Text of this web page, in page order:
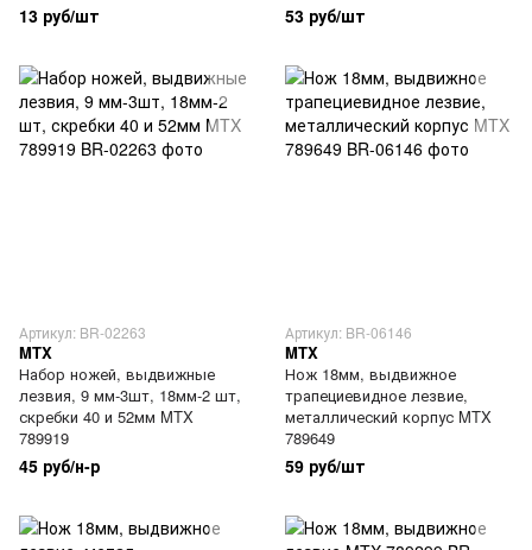
13 руб/шт 53 руб/шт
Артикул: BR-02263
MTX
Набор ножей, выдвижные
лезвия, 9 мм-3шт, 18мм-2 шт,
скребки 40 и 52мм MTX
789919
45 руб/н-р
Артикул: BR-06146
MTX
Нож 18мм, выдвижное
трапециевидное лезвие,
металлический корпус MTX
789649
59 руб/шт